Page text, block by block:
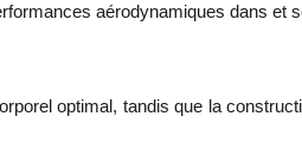
aérodynamiques dans et
optimal, tandis que la